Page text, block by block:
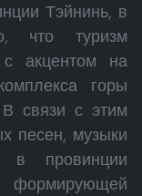
Тэйнинь, в
что туризм
акцентом на
горы
связи с этим
песен, музыки
в провинции
формирующей